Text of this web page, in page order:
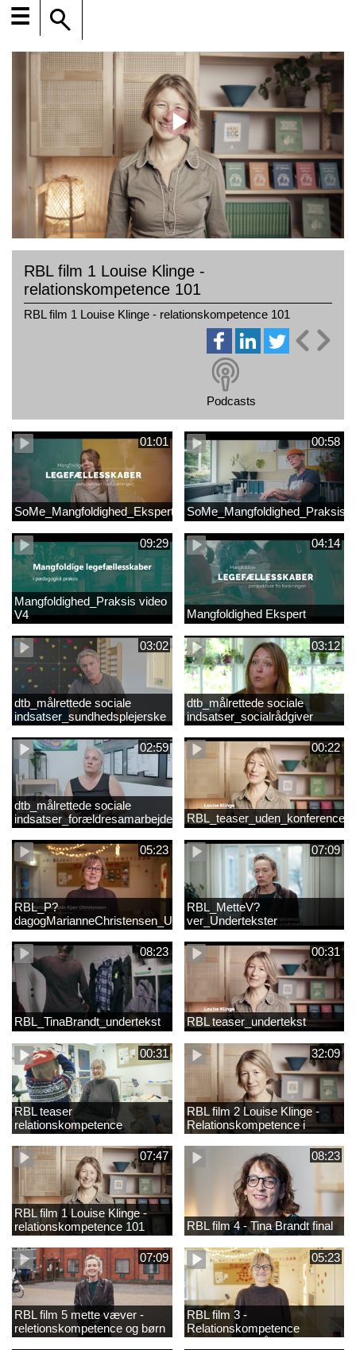
☰
RBL film 1 Louise Klinge -
relationskompetence 101
RBL film 1 Louise Klinge - relationskompetence 101
Podcasts
01:01
SoMe_Mangfoldighed_Ekspert
00:58
SoMe_Mangfoldighed_Praksis
09:29
Mangfoldighed_Praksis video
V4
04:14
Mangfoldighed Ekspert
03:02
dtb_målrettede sociale
indsatser_sundhedsplejerske
(Original).mp4
03:12
dtb_målrettede sociale
indsatser_socialrådgiver
(Original).mp4
02:59
dtb_målrettede sociale
indsatser_forældresamarbejde
(Original).mp4
00:22
05:23
RBL_P?
dagogMarianneChristensen_Undertekst
07:09
RBL_MetteV?
ver_Undertekster
08:23
RBL_TinaBrandt_undertekst
00:31
RBL teaser_undertekst
00:31
RBL teaser
relationskompetence
32:09
RBL film 2 Louise Klinge -
Relationskompetence i
praksis
07:47
RBL film 1 Louise Klinge -
relationskompetence 101
08:23
RBL film 4 - Tina Brandt final
07:09
RBL film 5 mette væver -
reletionskompetence og børn
i udsatte positioner
05:23
RBL film 3 -
Relationskompetence
Pædagogens råd